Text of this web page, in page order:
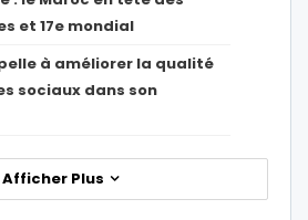
et 17e mondial
à améliorer la qualité
sociaux dans son
Afficher Plus